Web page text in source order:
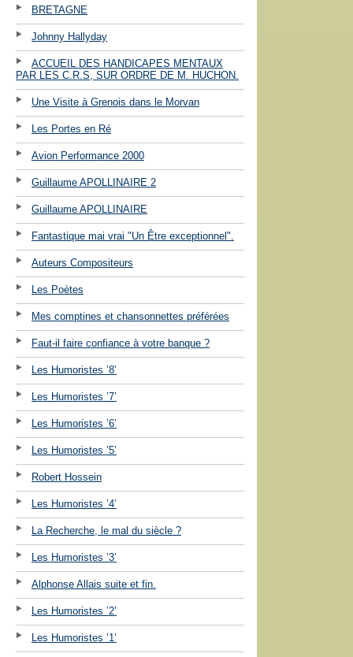
BRETAGNE
Johnny Hallyday
ACCUEIL DES HANDICAPES MENTAUX
PAR LES C.R.S, SUR ORDRE DE M. HUCHON.
Une Visite à Grenois dans le Morvan
Les Portes en Ré
Avion Performance 2000
Guillaume APOLLINAIRE 2
Guillaume APOLLINAIRE
Fantastique mai vrai "Un Être exceptionnel".
Auteurs Compositeurs
Les Poètes
Mes comptines et chansonnettes préférées
Faut-il faire confiance à votre banque ?
Les Humoristes ’8’
Les Humoristes ’7’
Les Humoristes ’6’
Les Humoristes ’5’
Robert Hossein
Les Humoristes ’4’
La Recherche, le mal du siècle ?
Les Humoristes ’3’
Alphonse Allais suite et fin.
Les Humoristes ’2’
Les Humoristes ’1’